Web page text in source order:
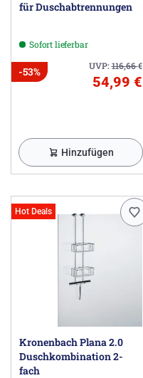
für Duschabtrennungen
Sofort lieferbar
UVP:116,66€
-53%
54,99 €
Hinzufügen
Hot Deals
Kronenbach Plana 2.0
Duschkombination 2-
fach